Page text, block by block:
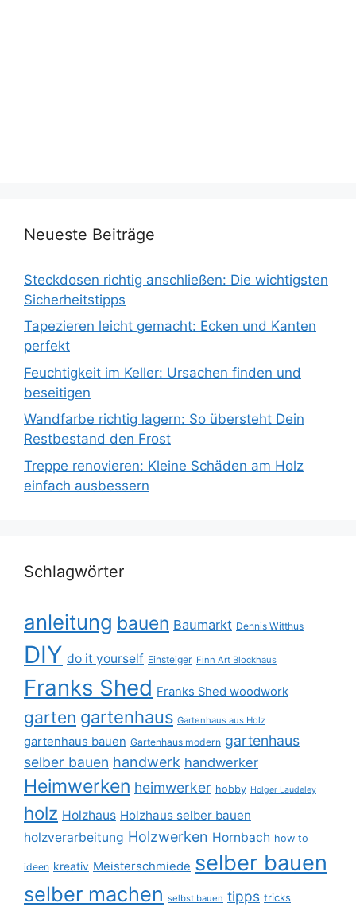
Neueste Beiträge
Steckdosen richtig anschließen: Die wichtigsten
Sicherheitstipps
Tapezieren leicht gemacht: Ecken und Kanten
perfekt
Feuchtigkeit im Keller: Ursachen finden und
beseitigen
Wandfarbe richtig lagern: So übersteht Dein
Restbestand den Frost
Treppe renovieren: Kleine Schäden am Holz
einfach ausbessern
Schlagwörter
anleitung bauen Baumarkt Dennis Witthus
DIY do it yourself Einsteiger Finn Art Blockhaus
Franks Shed Franks Shed woodwork
garten gartenhaus Gartenhaus aus Holz
gartenhaus bauen Gartenhaus modern gartenhaus
selber bauen handwerk handwerker
Heimwerken heimwerker hobby Holger Laudeley
holz Holzhaus Holzhaus selber bauen
holzverarbeitung Holzwerken Hornbach how to
ideen kreativ Meisterschmiede selber bauen
selber machen selbst bauen tipps tricks